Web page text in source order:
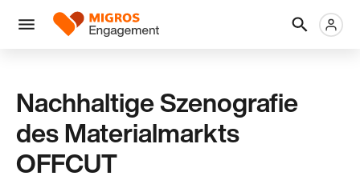
Navigation
überspringen
Menü
Logo
Nachhaltige Szenografie
des Materialmarkts
OFFCUT